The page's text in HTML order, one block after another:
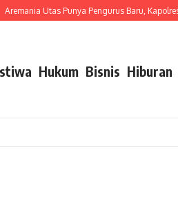
Utas Punya Pengurus Baru, Kapolres
Hukum Bisnis Hiburan